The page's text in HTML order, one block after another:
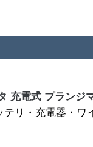
充電式 プランジ
テリ・充電器・ワ